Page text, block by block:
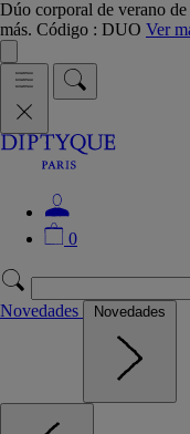
Dúo corporal de verano
más. Código : DUO Ver
0
Novedades Novedades